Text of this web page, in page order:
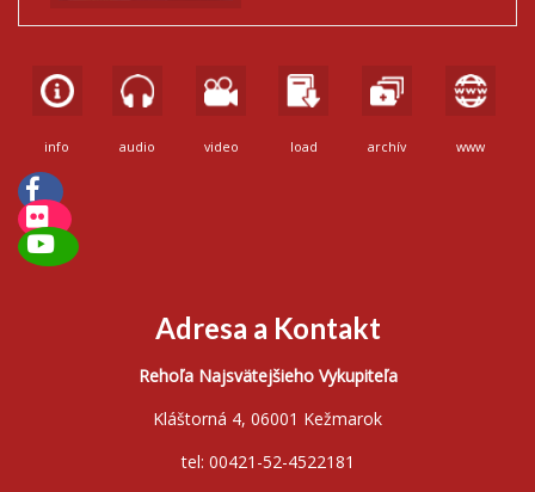
info audio video load archív www
Adresa a Kontakt
Rehoľa Najsvätejšieho Vykupiteľa
Kláštorná 4, 06001 Kežmarok
tel: 00421-52-4522181